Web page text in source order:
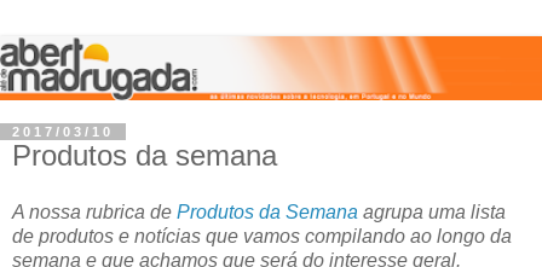
2017/03/10
Produtos da semana
A nossa rubrica de Produtos da Semana agrupa uma lista
de produtos e notícias que vamos compilando ao longo da
semana e que achamos que será do interesse geral.